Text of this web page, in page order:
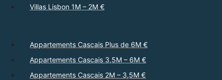
Villas Lisbon 1M – 2M €
Appartements Cascais Plus de 6M €
Appartements Cascais 3,5M – 6M €
Appartements Cascais 2M – 3,5M €